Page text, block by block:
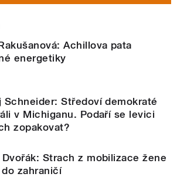
Achillova pata
energetiky
Schneider: Středoví demokraté
v Michiganu. Podaří se levici
zopakovat?
Strach z mobilizace žene
do zahraničí